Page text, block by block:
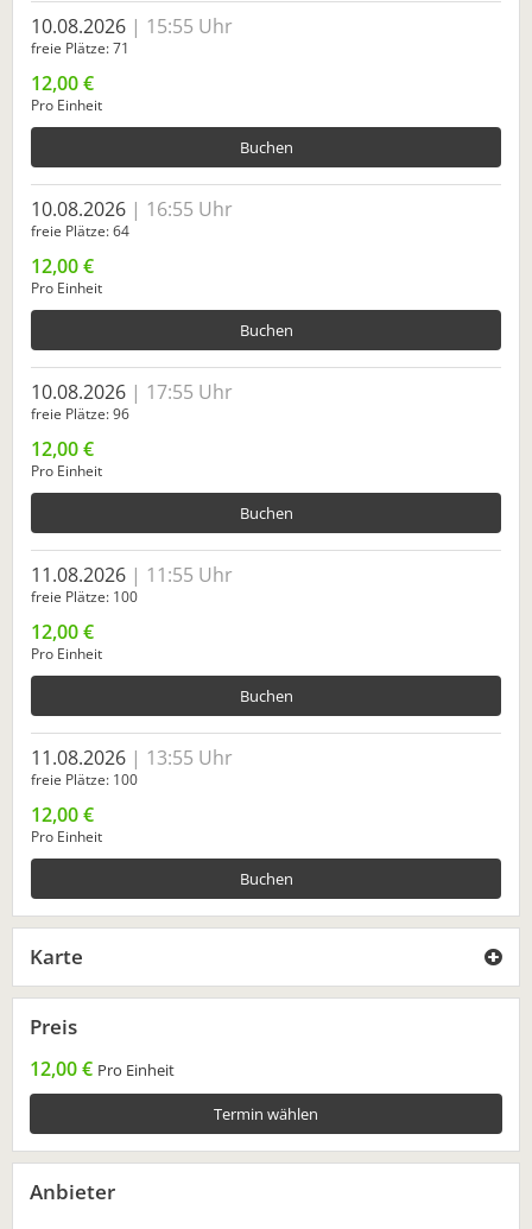
10.08.2026 15:55 Uhr
freie Plätze 71
12,00 €
Pro Einheit
Buchen
10.08.2026 16:55 Uhr
freie Plätze 64
12,00 €
Pro Einheit
Buchen
10.08.2026 17:55 Uhr
freie Plätze 96
12,00 €
Pro Einheit
Buchen
11.08.2026 11:55 Uhr
freie Plätze 100
12,00 €
Pro Einheit
Buchen
11.08.2026 13:55 Uhr
freie Plätze 100
12,00 €
Pro Einheit
Buchen
Karte
Preis
12,00 € Pro Einheit
Termin wählen
Anbieter